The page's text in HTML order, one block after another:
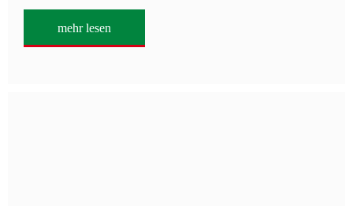
mehr lesen